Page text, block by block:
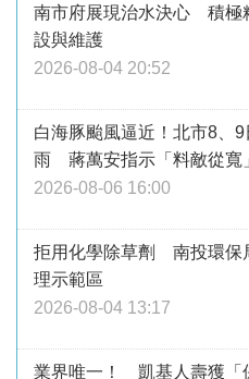
南市府展現治水決心 積極
設與維護
2026-08-04 20:52
白海豚颱風逼近！北市8、
雨 蔣萬安指示「料敵從寬
2026-08-06 16:00
拒用化學除草劑 南投環保
理示範區
2026-08-04 13:17
業界唯一！ 凱基人壽獲「